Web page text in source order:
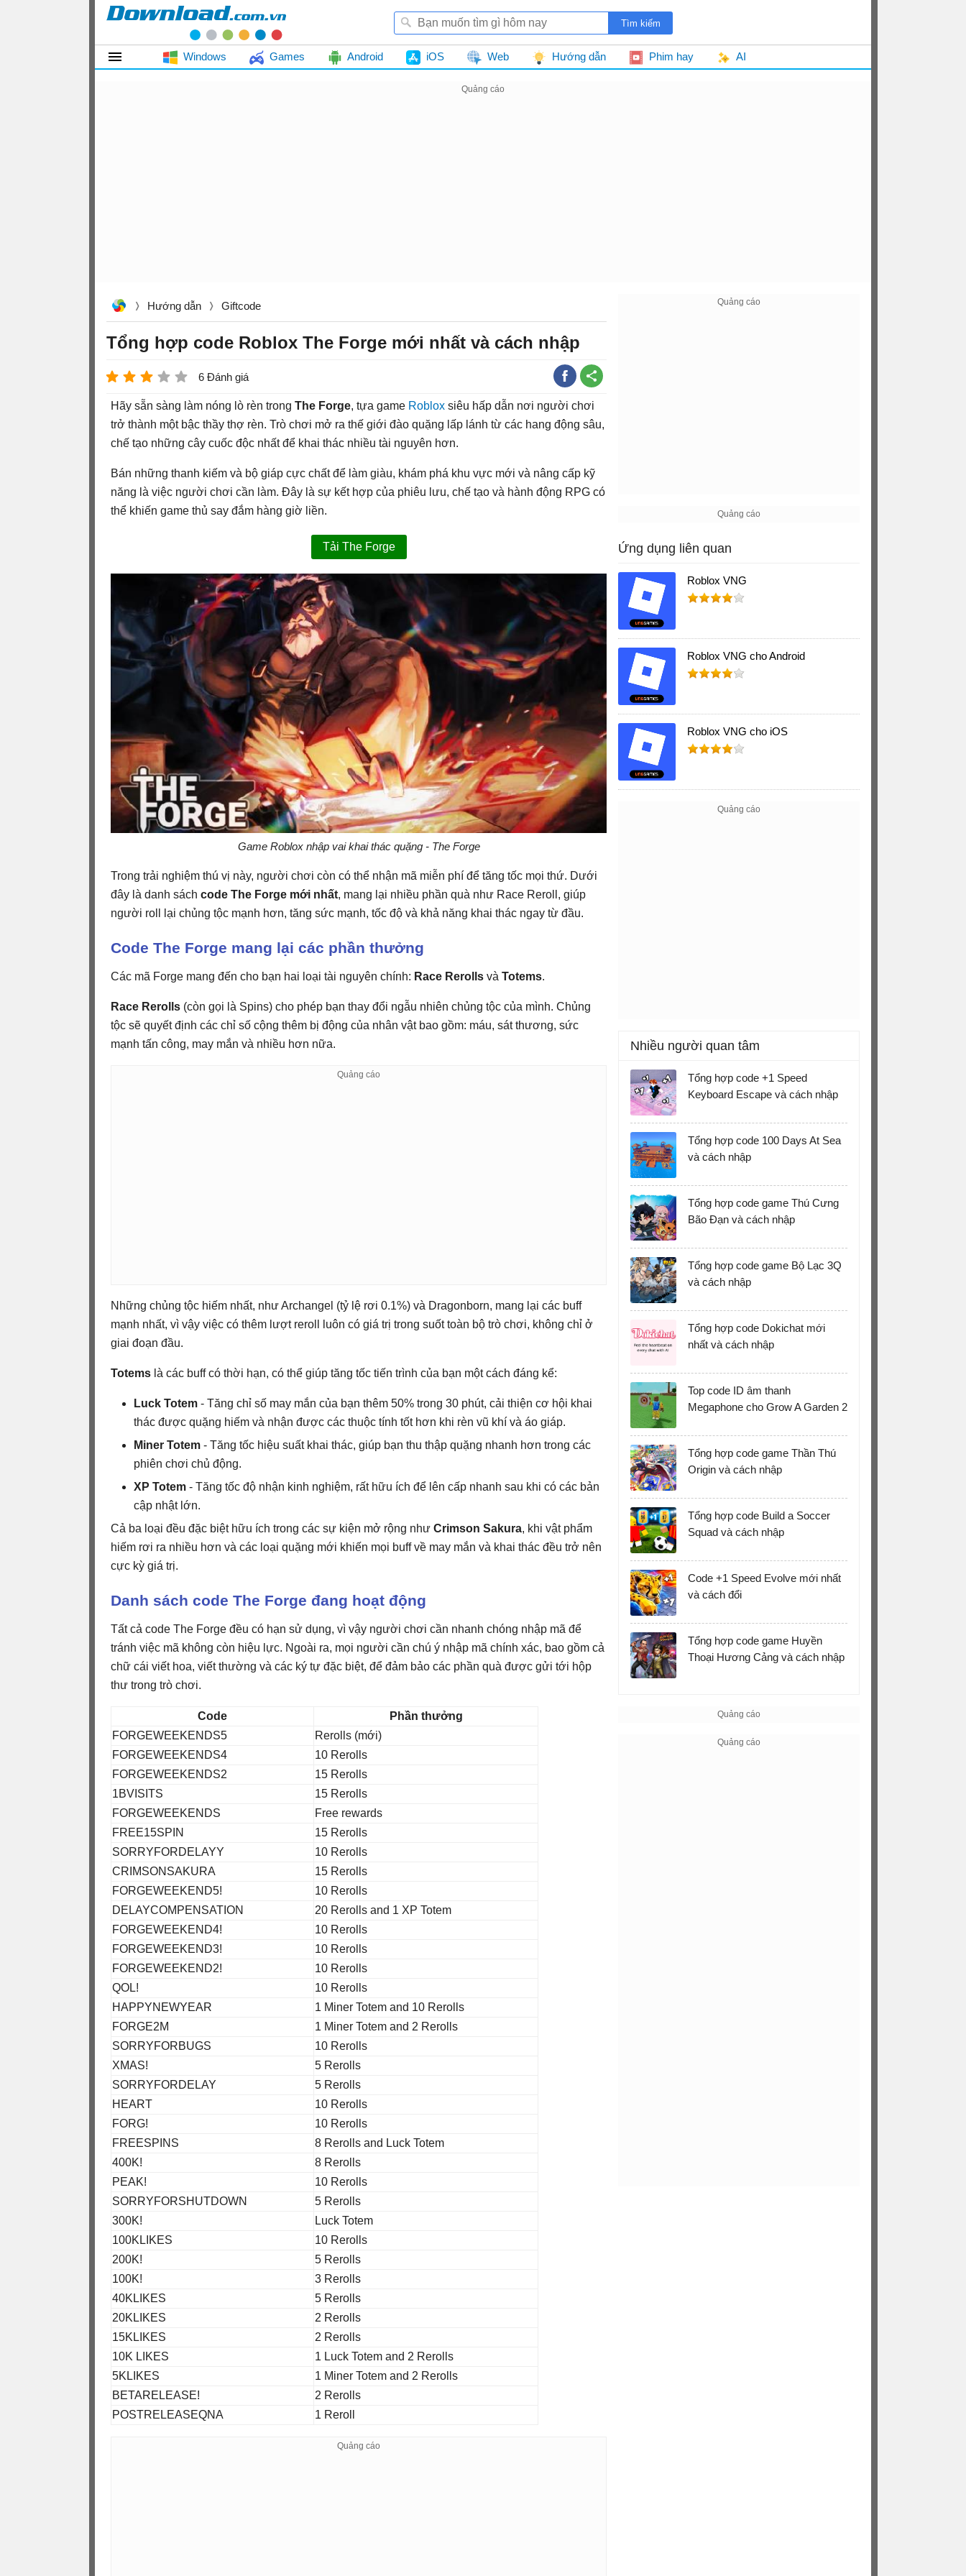
Windows Games Android iOS Web Hướng dẫn Phim hay AI
Hướng dẫn Giftcode
Tổng hợp code Roblox The Forge mới nhất và cách nhập
6 Đánh giá
Hãy sẵn sàng làm nóng lò rèn trong The Forge, tựa game Roblox siêu hấp dẫn nơi người chơi
trở thành một bậc thầy thợ rèn. Trò chơi mở ra thế giới đào quặng lấp lánh từ các hang động sâu,
chế tạo những cây cuốc độc nhất để khai thác nhiều tài nguyên hơn.
Bán những thanh kiếm và bộ giáp cực chất để làm giàu, khám phá khu vực mới và nâng cấp kỹ
năng là việc người chơi cần làm. Đây là sự kết hợp của phiêu lưu, chế tạo và hành động RPG có
thể khiến game thủ say đắm hàng giờ liền.
Tải The Forge
Game Roblox nhập vai khai thác quặng - The Forge
Trong trải nghiệm thú vị này, người chơi còn có thể nhận mã miễn phí để tăng tốc mọi thứ. Dưới
đây là danh sách code The Forge mới nhất, mang lại nhiều phần quà như Race Reroll, giúp
người roll lại chủng tộc mạnh hơn, tăng sức mạnh, tốc độ và khả năng khai thác ngay từ đầu.
Code The Forge mang lại các phần thưởng
Các mã Forge mang đến cho bạn hai loại tài nguyên chính: Race Rerolls và Totems.
Race Rerolls (còn gọi là Spins) cho phép bạn thay đổi ngẫu nhiên chủng tộc của mình. Chủng
tộc sẽ quyết định các chỉ số cộng thêm bị động của nhân vật bao gồm: máu, sát thương, sức
mạnh tấn công, may mắn và nhiều hơn nữa.
Những chủng tộc hiếm nhất, như Archangel (tỷ lệ rơi 0.1%) và Dragonborn, mang lại các buff
mạnh nhất, vì vậy việc có thêm lượt reroll luôn có giá trị trong suốt toàn bộ trò chơi, không chỉ ở
giai đoạn đầu.
Totems là các buff có thời hạn, có thể giúp tăng tốc tiến trình của bạn một cách đáng kể:
Luck Totem - Tăng chỉ số may mắn của bạn thêm 50% trong 30 phút, cải thiện cơ hội khai
thác được quặng hiếm và nhận được các thuộc tính tốt hơn khi rèn vũ khí và áo giáp.
Miner Totem - Tăng tốc hiệu suất khai thác, giúp bạn thu thập quặng nhanh hơn trong các
phiên chơi chủ động.
XP Totem - Tăng tốc độ nhận kinh nghiệm, rất hữu ích để lên cấp nhanh sau khi có các bản
cập nhật lớn.
Cả ba loại đều đặc biệt hữu ích trong các sự kiện mở rộng như Crimson Sakura, khi vật phẩm
hiếm rơi ra nhiều hơn và các loại quặng mới khiến mọi buff về may mắn và khai thác đều trở nên
cực kỳ giá trị.
Danh sách code The Forge đang hoạt động
Tất cả code The Forge đều có hạn sử dụng, vì vậy người chơi cần nhanh chóng nhập mã để
tránh việc mã không còn hiệu lực. Ngoài ra, mọi người cần chú ý nhập mã chính xác, bao gồm cả
chữ cái viết hoa, viết thường và các ký tự đặc biệt, để đảm bảo các phần quà được gửi tới hộp
thư trong trò chơi.
Code
Phần thưởng
FORGEWEEKENDS5
Rerolls (mới)
FORGEWEEKENDS4
10 Rerolls
FORGEWEEKENDS2
15 Rerolls
1BVISITS
15 Rerolls
FORGEWEEKENDS
Free rewards
FREE15SPIN
15 Rerolls
SORRYFORDELAYY
10 Rerolls
CRIMSONSAKURA
15 Rerolls
FORGEWEEKEND5!
10 Rerolls
DELAYCOMPENSATION
20 Rerolls and 1 XP Totem
FORGEWEEKEND4!
10 Rerolls
FORGEWEEKEND3!
10 Rerolls
FORGEWEEKEND2!
10 Rerolls
QOL!
10 Rerolls
HAPPYNEWYEAR
1 Miner Totem and 10 Rerolls
FORGE2M
1 Miner Totem and 2 Rerolls
SORRYFORBUGS
10 Rerolls
XMAS!
5 Rerolls
SORRYFORDELAY
5 Rerolls
HEART
10 Rerolls
FORG!
10 Rerolls
FREESPINS
8 Rerolls and Luck Totem
400K!
8 Rerolls
PEAK!
10 Rerolls
SORRYFORSHUTDOWN
5 Rerolls
300K!
Luck Totem
100KLIKES
10 Rerolls
200K!
5 Rerolls
100K!
3 Rerolls
40KLIKES
5 Rerolls
20KLIKES
2 Rerolls
15KLIKES
2 Rerolls
10K LIKES
1 Luck Totem and 2 Rerolls
5KLIKES
1 Miner Totem and 2 Rerolls
BETARELEASE!
2 Rerolls
POSTRELEASEQNA
1 Reroll
Ứng dụng liên quan
Roblox VNG
Roblox VNG cho Android
Roblox VNG cho iOS
Nhiều người quan tâm
Tổng hợp code +1 Speed
Keyboard Escape và cách nhập
Tổng hợp code 100 Days At Sea
và cách nhập
Tổng hợp code game Thú Cưng
Bão Đạn và cách nhập
Tổng hợp code game Bộ Lạc 3Q
và cách nhập
Tổng hợp code Dokichat mới
nhất và cách nhập
Top code ID âm thanh
Megaphone cho Grow A Garden 2
Tổng hợp code game Thần Thú
Origin và cách nhập
Tổng hợp code Build a Soccer
Squad và cách nhập
Code +1 Speed Evolve mới nhất
và cách đổi
Tổng hợp code game Huyền
Thoại Hương Cảng và cách nhập